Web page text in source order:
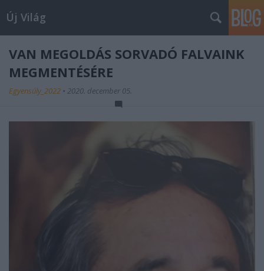
Új Világ
VAN MEGOLDÁS SORVADÓ FALVAINK
MEGMENTÉSÉRE
Egyensúly_2022 • 2020. december 05.